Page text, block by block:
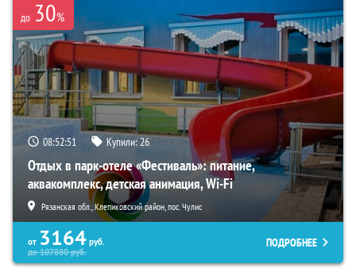
до 30%
08:52:50 Купили:26
Отдых в парк-отеле «Фестиваль»: питание,
аквакомплекс, детская анимация, Wi-Fi
Рязанская обл., Клепиковский район, пос. Чулис
от 3164 руб.
до107880руб.
ПОДРОБНЕЕ